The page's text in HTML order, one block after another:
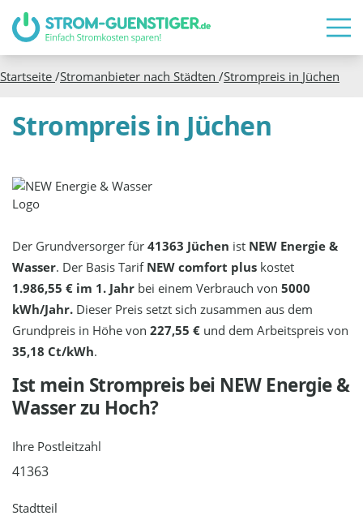
Startseite /Stromanbieter nach Städten /Strompreis in Jüchen
Strompreis in Jüchen
Der Grundversorger für41363 Jüchen ist NEW Energie &
Wasser. Der Basis Tarif NEW comfort plus kostet
1.986,55 € im 1. Jahr bei einem Verbrauch von5000
kWh/Jahr. Dieser Preis setzt sich zusammen aus dem
Grundpreis in Höhe von227,55 € und dem Arbeitspreis von
35,18 Ct/kWh.
Ist mein Strompreis bei NEW Energie &
Wasserzu Hoch?
Ihre Postleitzahl
Stadtteil